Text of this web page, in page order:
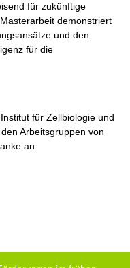
für zukünftige
demonstriert
und den
für die
für Zellbiologie und
Arbeitsgruppen von
an.